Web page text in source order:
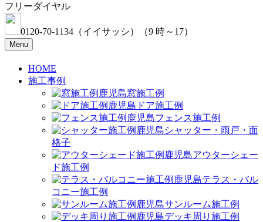
フリーダイヤル
0120-70-1134 （イイサッシ） （9 時～17）
Menu
HOME
施工事例
窓施工例
ドア施工例
フェンス施工例
シャッター・雨戸・面
格子
アウターシェー
ド施工例
テラス・バル
コニー施工例
サンルーム施工例
デッキ周り施工例